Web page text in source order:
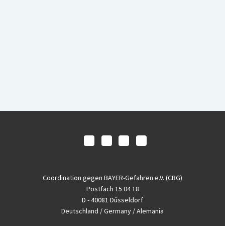
Coordination gegen BAYER-Gefahren e.V. (CBG)
Postfach 15 04 18
D - 40081 Düsseldorf
Deutschland / Germany / Alemania